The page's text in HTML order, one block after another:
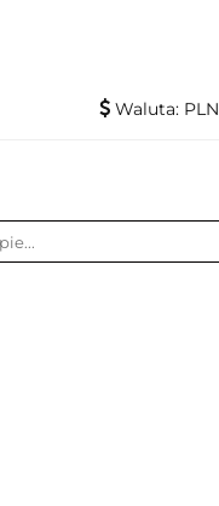
Waluta: PLN